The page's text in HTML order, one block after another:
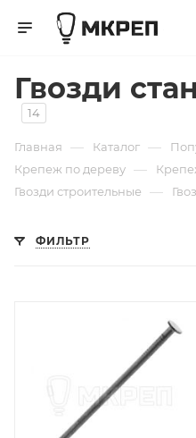
Гвозди
14
Главная — Каталог —
Крепеж по дереву —
Гвозди строительные —
ФИЛЬТР